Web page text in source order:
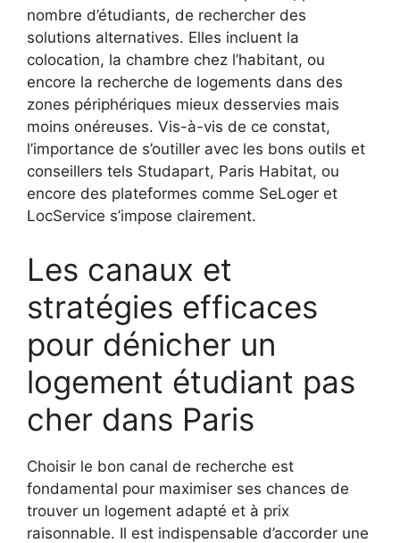
nombre d’étudiants, de rechercher des
solutions alternatives. Elles incluent la
colocation, la chambre chez l’habitant, ou
encore la recherche de logements dans des
zones périphériques mieux desservies mais
moins onéreuses. Vis-à-vis de ce constat,
l’importance de s’outiller avec les bons outils et
conseillers tels Studapart, Paris Habitat, ou
encore des plateformes comme SeLoger et
LocService s’impose clairement.
Les canaux et
stratégies efficaces
pour dénicher un
logement étudiant pas
cher dans Paris
Choisir le bon canal de recherche est
fondamental pour maximiser ses chances de
trouver un logement adapté et à prix
raisonnable. Il est indispensable d’accorder une